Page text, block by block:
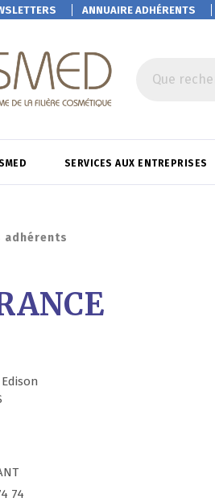
ANNUAIRE ADHÉRENTS
Que
SERVICES AUX ENTREPRISES
adhérents
74